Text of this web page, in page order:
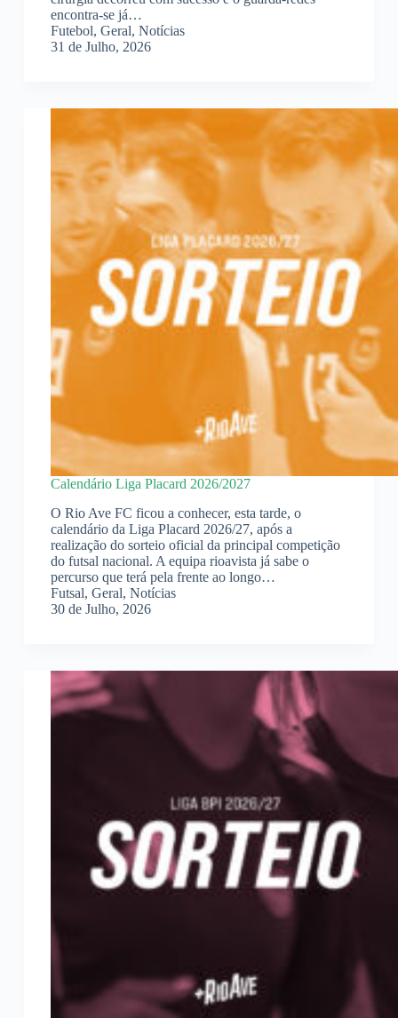
encontra-se já…
Futebol, Geral, Notícias
31 de Julho, 2026
Calendário Liga Placard 2026/2027
O Rio Ave FC ficou a conhecer, esta tarde, o
calendário da Liga Placard 2026/27, após a
realização do sorteio oficial da principal competição
do futsal nacional. A equipa rioavista já sabe o
percurso que terá pela frente ao longo…
Futsal, Geral, Notícias
30 de Julho, 2026